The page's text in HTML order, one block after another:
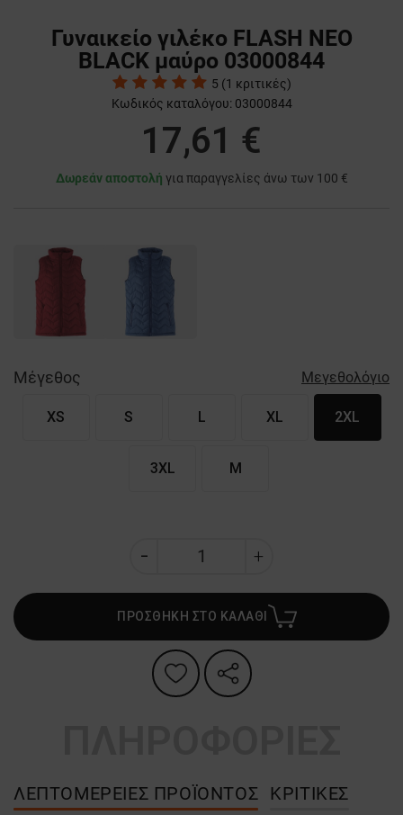
Γυναικείο γιλέκο FLASH NEO
BLACK μαύρο 03000844
5 (1 κριτικές)
Κωδικός καταλόγου: 03000844
17,61 €
Δωρεάν αποστολή για παραγγελίες άνω των 100 €
Μέγεθος Μεγεθολόγιο
XS S L XL 2XL
3XL M
ΠΡΟΣΘΗΚΗ ΣΤΟ ΚΑΛΑΘΙ
ΛΕΠΤΟΜΈΡΕΙΕΣ ΠΡΟΪΌΝΤΟΣ ΚΡΙΤΙΚΈΣ